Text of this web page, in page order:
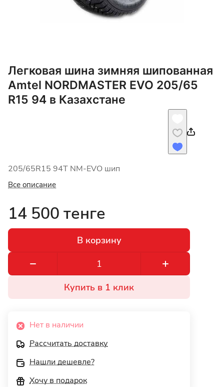
Легковая шина зимняя шипованная
Amtel NORDMASTER EVO 205/65
R15 94 в Казахстане
205/65R15 94T NM-EVO шип
Все описание
14 500 тенге
В корзину
Купить в 1 клик
Нет в наличии
Рассчитать доставку
Нашли дешевле?
Хочу в подарок